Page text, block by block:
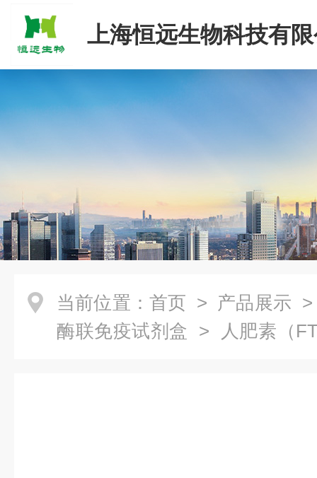
上海恒远生物科技有
当前位置： 首页 > 产品展示
酶联免疫试剂盒 > 人肥素（